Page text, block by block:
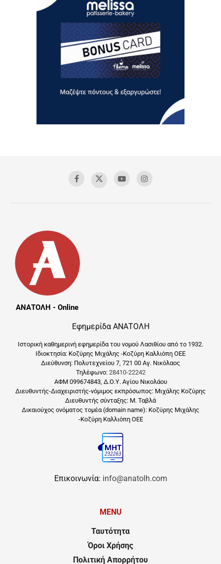
ΑΝΑΤΟΛΗ - Online
Εφημερίδα ΑΝΑΤΟΛΗ
Ιστορική καθημερινή εφημερίδα του νομού Λασιθίου από το 1932.
Ιδιοκτησία: Κοζύρης Μιχάλης -Κοζύρη Καλλιόπη ΟΕΕ
Διεύθυνση: Πολυτεχνείου 7, 721 00 Αγ. Νικόλαος
Τηλέφωνο: 28410-22242
ΑΦΜ 099674843, Δ.Ο.Υ. Αγίου Νικολάου
Διευθυντής-Διαχειριστής-νόμιμος εκπρόσωπος: Μιχάλης Κοζύρης
Διευθυντής σύνταξης: Μ. Ταβλά
Δικαιούχος ονόματος τομέα (domain name): Κοζύρης Μιχάλης
-Κοζύρη Καλλιόπη ΟΕΕ
Επικοινωνία: info@anatolh.com
MENU
Ταυτότητα
Όροι Χρήσης
Πολιτική Απορρήτου